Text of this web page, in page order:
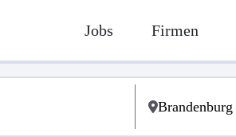
Jobs Firmen